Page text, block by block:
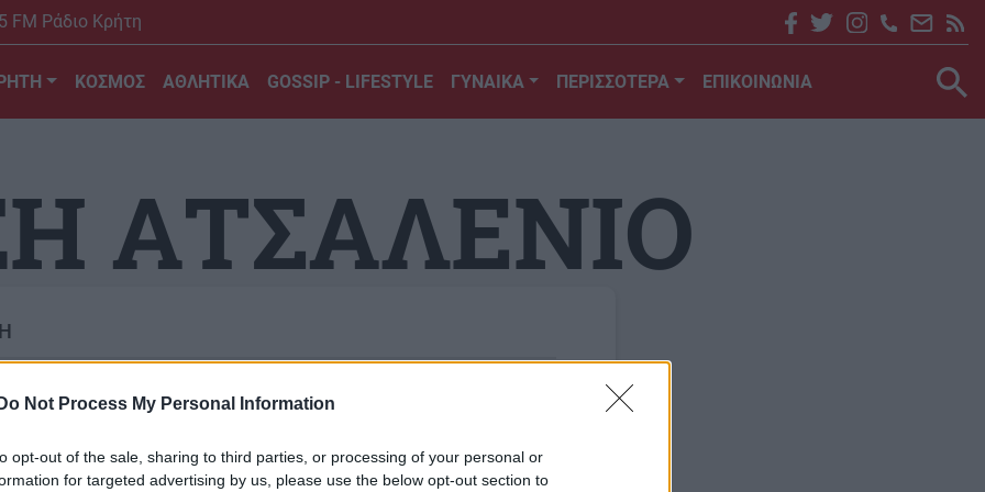
Do Not Process My Personal Information
opt-out of the sale, sharing to third parties, or processing of your personal or
for targeted advertising by us, please use the below opt-out section to
FM Ράδιο Κρήτη
ΚΟΣΜΟΣ ΑΘΛΗΤΙΚΑ GOSSIP - LIFESTYLE ΓΥΝΑΙΚΑ ΠΕΡΙΣΣΟΤΕΡΑ ΕΠΙΚΟΙΝΩΝΙΑ
ΑΤΣΑΛΕΝΙΟ
για τους κατοίκους της